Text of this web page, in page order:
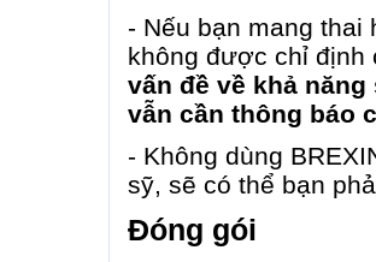
- Nếu bạn mang thai
không được chỉ định
vấn đề về khả
vẫn cần thông báo
- Không dùng
sỹ, sẽ có thể bạn
Đóng gói